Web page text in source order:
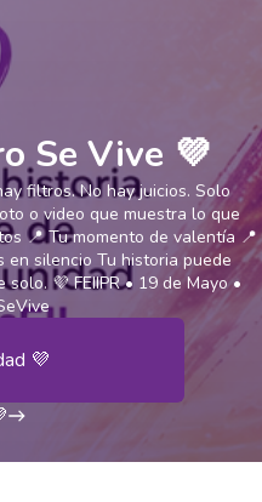
Se Vive 💜
filtros. No hay juicios. Solo
o video que muestra lo que
📍 Tu momento de valentía 📍
en silencio Tu historia puede
💜 FEIIPR • 19 de Mayo •
💜